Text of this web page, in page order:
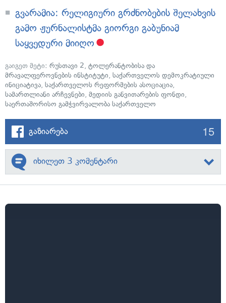
გვარამია: რელიგიური გრძნობების შელახვის
გამო ჟურნალისტმა გიორგი გაბუნიამ
საყვედური მიიღო
გაიგეთ მეტი: რუსთავი 2, ტოლერანტობისა და
მრავალფეროვნების ინსტიტუტი, საქართველოს დემოკრატიული
ინიციატივა, საქართველოს რეფორმების ასოციაცია,
სამართლიანი არჩევნები, მედიის განვითარების ფონდი,
საერთაშორისო გამჭვირვალობა საქართველო
გაზიარება 15
იხილეთ 3 კომენტარი